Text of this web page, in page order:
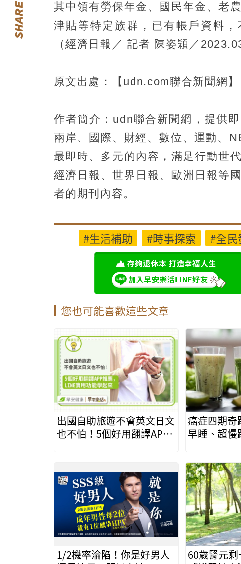
其中領有勞保年金、國民年金、老
津貼等特定族群，已有帳戶資料
（經濟日報／ 記者 陳姿穎／
原文出處：【udn.com聯合新聞網】
作者簡介：udn聯合新聞網，提供
兩岸、國際、財經、數位、運動、
最即時、多元的內容，滿足行動世
經濟日報、世界日報、歐洲日報等
者的期刊內容。
#生活補助 #時事探索 #全民
您也可能喜歡這些文章
出國自助旅遊不會英文日文
也不怕！5個好用翻譯APP
癌症四期奇
早睡、超慢
1/2機率淪陷！你是好男人
60歲腎元